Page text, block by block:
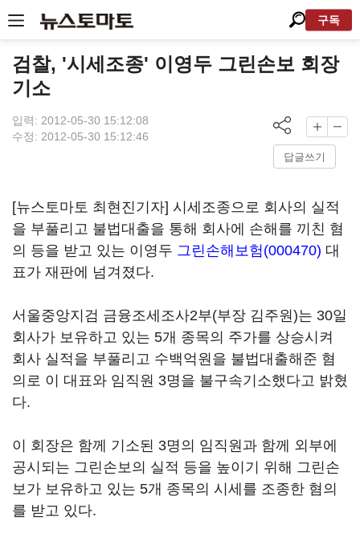
구독
검찰, '시세조종' 이영두 그린손보 회장
기소
입력: 2012-05-30 15:12:08
수정: 2012-05-30 15:12:46
답글쓰기
[뉴스토마토 최현진기자] 시세조종으로 회사의 실적
을 부풀리고 불법대출을 통해 회사에 손해를 끼친 혐
의 등을 받고 있는 이영두 그린손해보험(000470) 대
표가 재판에 넘겨졌다.
서울중앙지검 금융조세조사2부(부장 김주원)는 30일
회사가 보유하고 있는 5개 종목의 주가를 상승시켜
회사 실적을 부풀리고 수백억원을 불법대출해준 혐
의로 이 대표와 임직원 3명을 불구속기소했다고 밝혔
다.
이 회장은 함께 기소된 3명의 임직원과 함께 외부에
공시되는 그린손보의 실적 등을 높이기 위해 그린손
보가 보유하고 있는 5개 종목의 시세를 조종한 혐의
를 받고 있다.